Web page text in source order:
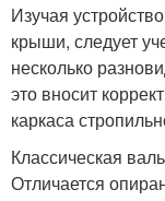
Изучая
крыши, следует
несколько
это вносит
каркаса
Классическая
Отличается